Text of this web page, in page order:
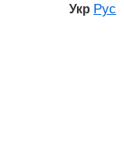
Укр Рус